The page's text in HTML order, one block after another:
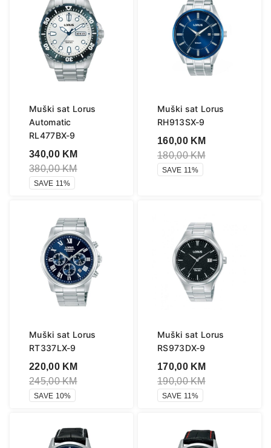
Muški sat Lorus
Automatic
RL477BX-9
340,00 KM
380,00KM
SAVE 11%
Muški sat Lorus
RH913SX-9
160,00 KM
180,00KM
SAVE 11%
Muški sat Lorus
RT337LX-9
220,00 KM
245,00KM
SAVE 10%
Muški sat Lorus
RS973DX-9
170,00 KM
190,00KM
SAVE 11%